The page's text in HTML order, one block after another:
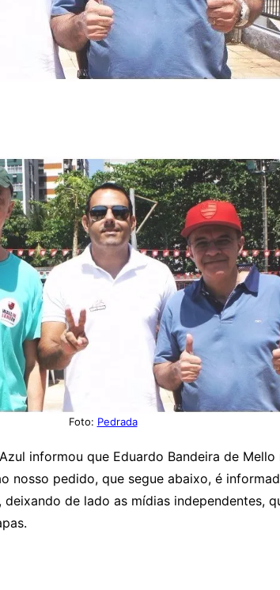
Foto: Pedrada
informou que Eduardo Bandeira de
nosso pedido, que segue abaixo, é
de lado as mídias independentes,